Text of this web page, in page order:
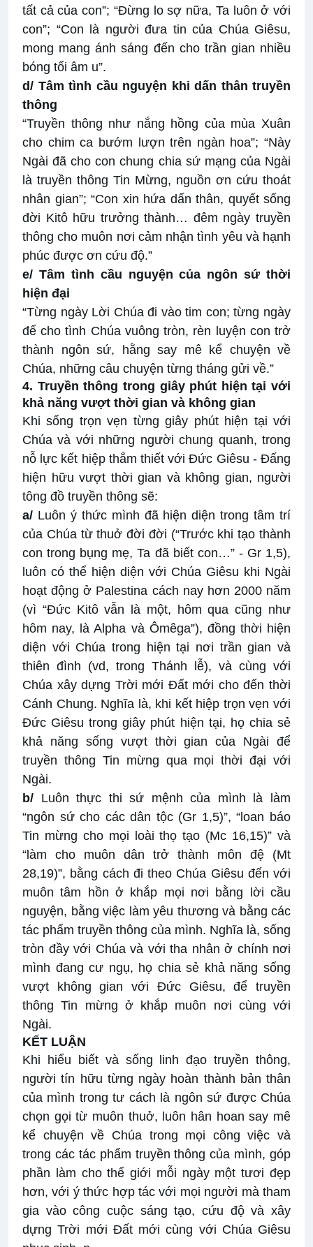
tất cả của con”; “Đừng lo sợ nữa, Ta luôn ở với
con”; “Con là người đưa tin của Chúa Giêsu,
mong mang ánh sáng đến cho trần gian nhiều
bóng tối âm u”.
d/ Tâm tình cầu nguyện khi dấn thân truyền
thông
“Truyền thông như nắng hồng của mùa Xuân
cho chim ca bướm lượn trên ngàn hoa”; “Này
Ngài đã cho con chung chia sứ mạng của Ngài
là truyền thông Tin Mừng, nguồn ơn cứu thoát
nhân gian”; “Con xin hứa dấn thân, quyết sống
đời Kitô hữu trưởng thành… đêm ngày truyền
thông cho muôn nơi cảm nhận tình yêu và hạnh
phúc được ơn cứu độ.”
e/ Tâm tình cầu nguyện của ngôn sứ thời
hiện đại
“Từng ngày Lời Chúa đi vào tim con; từng ngày
để cho tình Chúa vuông tròn, rèn luyện con trở
thành ngôn sứ, hằng say mê kể chuyện về
Chúa, những câu chuyện từng tháng gửi về.”
4. Truyền thông trong giây phút hiện tại với
khả năng vượt thời gian và không gian
Khi sống trọn vẹn từng giây phút hiện tại với
Chúa và với những người chung quanh, trong
nỗ lực kết hiệp thắm thiết với Đức Giêsu - Đấng
hiện hữu vượt thời gian và không gian, người
tông đồ truyền thông sẽ:
a/ Luôn ý thức mình đã hiện diện trong tâm trí
của Chúa từ thuở đời đời (“Trước khi tạo thành
con trong bụng mẹ, Ta đã biết con…” - Gr 1,5),
luôn có thể hiện diện với Chúa Giêsu khi Ngài
hoạt động ở Palestina cách nay hơn 2000 năm
(vì “Đức Kitô vẫn là một, hôm qua cũng như
hôm nay, là Alpha và Ômêga”), đồng thời hiện
diện với Chúa trong hiện tại nơi trần gian và
thiên đình (vd, trong Thánh lễ), và cùng với
Chúa xây dựng Trời mới Đất mới cho đến thời
Cánh Chung. Nghĩa là, khi kết hiệp trọn vẹn với
Đức Giêsu trong giây phút hiện tại, họ chia sẻ
khả năng sống vượt thời gian của Ngài để
truyền thông Tin mừng qua mọi thời đại với
Ngài.
b/ Luôn thực thi sứ mệnh của mình là làm
“ngôn sứ cho các dân tộc (Gr 1,5)”, “loan báo
Tin mừng cho mọi loài thọ tạo (Mc 16,15)” và
“làm cho muôn dân trở thành môn đệ (Mt
28,19)”, bằng cách đi theo Chúa Giêsu đến với
muôn tâm hồn ở khắp mọi nơi bằng lời cầu
nguyện, bằng việc làm yêu thương và bằng các
tác phẩm truyền thông của mình. Nghĩa là, sống
tròn đầy với Chúa và với tha nhân ở chính nơi
mình đang cư ngụ, họ chia sẻ khả năng sống
vượt không gian với Đức Giêsu, để truyền
thông Tin mừng ở khắp muôn nơi cùng với
Ngài.
KẾT LUẬN
Khi hiểu biết và sống linh đạo truyền thông,
người tín hữu từng ngày hoàn thành bản thân
của mình trong tư cách là ngôn sứ được Chúa
chọn gọi từ muôn thuở, luôn hân hoan say mê
kể chuyện về Chúa trong mọi công việc và
trong các tác phẩm truyền thông của mình, góp
phần làm cho thế giới mỗi ngày một tươi đẹp
hơn, với ý thức hợp tác với mọi người mà tham
gia vào công cuộc sáng tạo, cứu độ và xây
dựng Trời mới Đất mới cùng với Chúa Giêsu